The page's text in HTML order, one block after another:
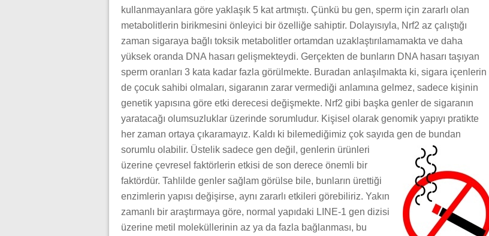
kullanmayanlara göre yaklaşık 5 kat artmıştı. Çünkü bu gen, sperm için zararlı olan
metabolitlerin birikmesini önleyici bir özelliğe sahiptir. Dolayısıyla, Nrf2 az çalıştığı
zaman sigaraya bağlı toksik metabolitler ortamdan uzaklaştırılamamakta ve daha
yüksek oranda DNA hasarı gelişmekteydi. Gerçekten de bunların DNA hasarı taşıyan
sperm oranları 3 kata kadar fazla görülmekte. Buradan anlaşılmakta ki, sigara içenlerin
de çocuk sahibi olmaları, sigaranın zarar vermediği anlamına gelmez, sadece kişinin
genetik yapısına göre etki derecesi değişmekte. Nrf2 gibi başka genler de sigaranın
yaratacağı olumsuzluklar üzerinde sorumludur. Kişisel olarak genomik yapıyı pratikte
her zaman ortaya çıkaramayız. Kaldı ki bilemediğimiz çok sayıda gen de bundan
sorumlu olabilir. Üstelik sadece gen değil, genlerin ürünleri
üzerine çevresel faktörlerin etkisi de son derece önemli bir
faktördür. Tahlilde genler sağlam görülse bile, bunların ürettiği
enzimlerin yapısı değişirse, aynı zararlı etkileri görebiliriz. Yakın
zamanlı bir araştırmaya göre, normal yapıdaki LINE-1 gen dizisi
üzerine metil moleküllerinin az ya da fazla bağlanması, bu